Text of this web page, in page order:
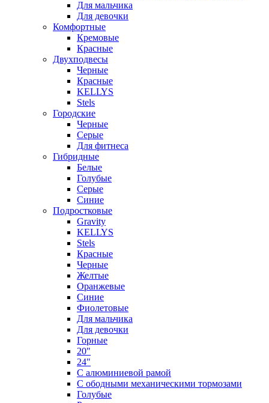
Для мальчика
Для девочки
Комфортные
Кремовые
Красные
Двухподвесы
Черные
Красные
KELLYS
Stels
Городские
Черные
Серые
Для фитнеса
Гибридные
Белые
Голубые
Серые
Синие
Подростковые
Gravity
KELLYS
Stels
Красные
Черные
Желтые
Оранжевые
Синие
Фиолетовые
Для мальчика
Для девочки
Горные
20"
24"
С алюминиевой рамой
С ободными механическими тормозами
Голубые